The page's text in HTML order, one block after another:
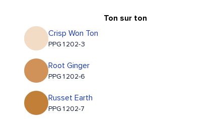
Ton sur ton
Crisp Won Ton
PPG1202-3
Root Ginger
PPG1202-6
Russet Earth
PPG1202-7